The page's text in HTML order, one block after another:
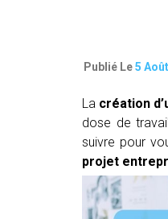
Publié Le5
La création
dose de
suivre pour
projet